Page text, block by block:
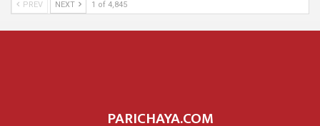
PREV NEXT 1 of 4,845
PARICHAYA.COM